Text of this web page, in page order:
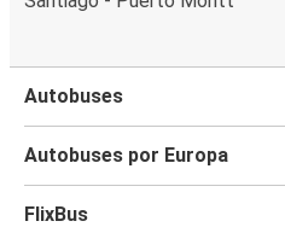
Autobuses
Autobuses por Europa
FlixBus